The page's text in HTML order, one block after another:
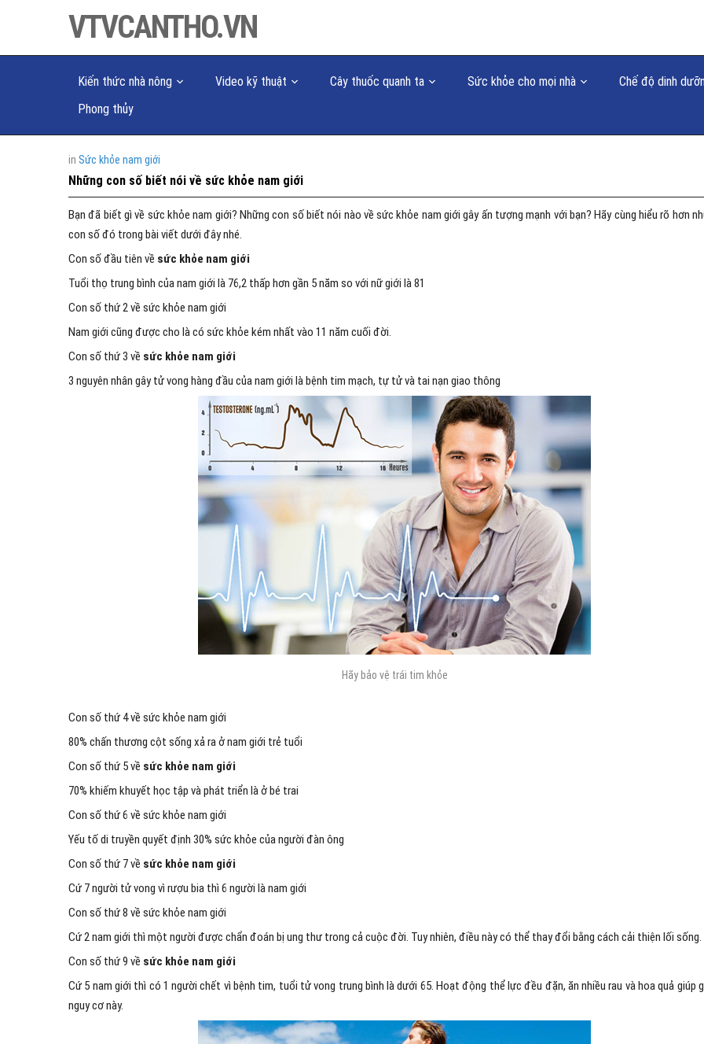
VTVCANTHO.VN
Kiến thức nhà nông Video kỹ thuật Cây thuốc quanh ta Sức khỏe cho mọi nhà
Chế độ dinh
Phong thủy
in Sức khỏe nam giới
Những con số biết nói về sức khỏe nam giới
Bạn đã biết gì về sức khỏe nam giới? Những con số biết nói nào về sức khỏe nam giới gây ấn tượng mạnh với bạn? Hãy cùng hiểu rõ hơn
con số đó trong bài viết dưới đây nhé.
Con số đầu tiên về sức khỏe nam giới
Tuổi thọ trung bình của nam giới là 76,2 thấp hơn gần 5 năm so với nữ giới là 81
Con số thứ 2 về sức khỏe nam giới
Nam giới cũng được cho là có sức khỏe kém nhất vào 11 năm cuối đời.
Con số thứ 3 về sức khỏe nam giới
3 nguyên nhân gây tử vong hàng đầu của nam giới là bệnh tim mạch, tự tử và tai nạn giao thông
Hãy bảo vệ trái tim khỏe
Con số thứ 4 về sức khỏe nam giới
80% chấn thương cột sống xả ra ở nam giới trẻ tuổi
Con số thứ 5 về sức khỏe nam giới
70% khiếm khuyết học tập và phát triển là ở bé trai
Con số thứ 6 về sức khỏe nam giới
Yếu tố di truyền quyết định 30% sức khỏe của người đàn ông
Con số thứ 7 về sức khỏe nam giới
Cứ 7 người tử vong vì rượu bia thì 6 người là nam giới
Con số thứ 8 về sức khỏe nam giới
Cứ 2 nam giới thì một người được chẩn đoán bị ung thư trong cả cuộc đời. Tuy nhiên, điều này có thể thay đổi bằng cách cải thiện lối sống.
Con số thứ 9 về sức khỏe nam giới
Cứ 5 nam giới thì có 1 người chết vì bệnh tim, tuổi tử vong trung bình là dưới 65. Hoạt động thể lực đều đặn, ăn nhiều rau và hoa quả giúp
nguy cơ này.